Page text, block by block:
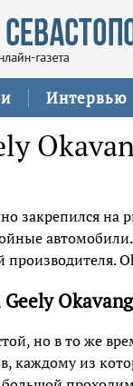
Интервью
закрепился на
производителя.
но в то же
каждому из